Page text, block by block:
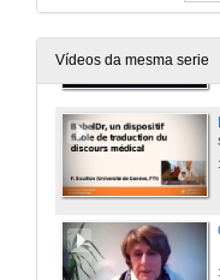
Vídeos da mesma serie